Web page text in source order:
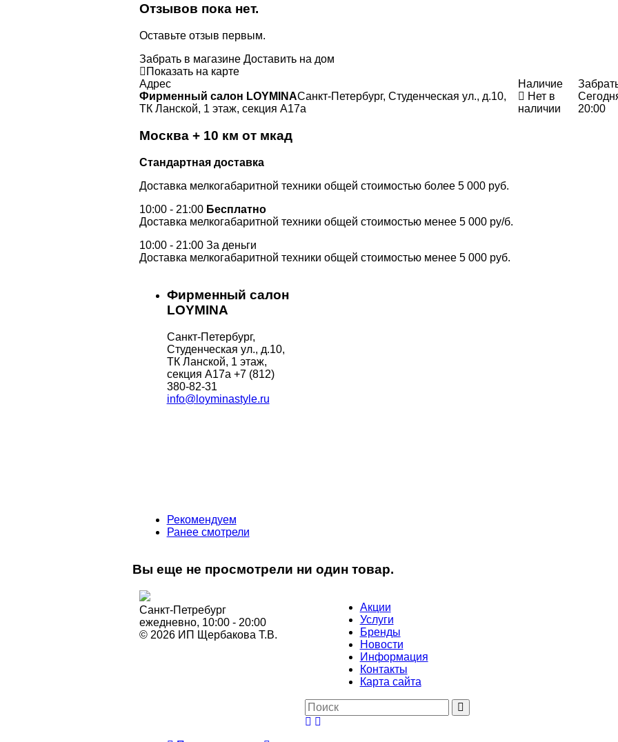
Отзывов пока нет.
Оставьте отзыв первым.
Забрать в магазине Доставить на дом
Показать на карте
Адрес
Наличие
Фирменный салон LOYMINAСанкт-Петербург, Студенческая ул., д.10,
ТК Ланской, 1 этаж, секция А17а
Нет в
наличии
20:00
Москва + 10 км от мкад
Стандартная доставка
Доставка мелкогабаритной техники общей стоимостью более 5 000 руб.
10:00 - 21:00 Бесплатно
Доставка мелкогабаритной техники общей стоимостью менее 5 000 ру/б.
10:00 - 21:00 За деньги
Доставка мелкогабаритной техники общей стоимостью менее 5 000 руб.
Фирменный салон
LOYMINA
Санкт-Петербург,
Студенческая ул., д.10,
ТК Ланской, 1 этаж,
секция А17а +7 (812)
380-82-31
info@loyminastyle.ru
Рекомендуем
Ранее смотрели
Вы еще не просмотрели ни один товар.
Санкт-Петребург
ежедневно, 10:00 - 20:00
© 2026 ИП Щербакова Т.В.
Акции
Услуги
Бренды
Новости
Информация
Контакты
Карта сайта